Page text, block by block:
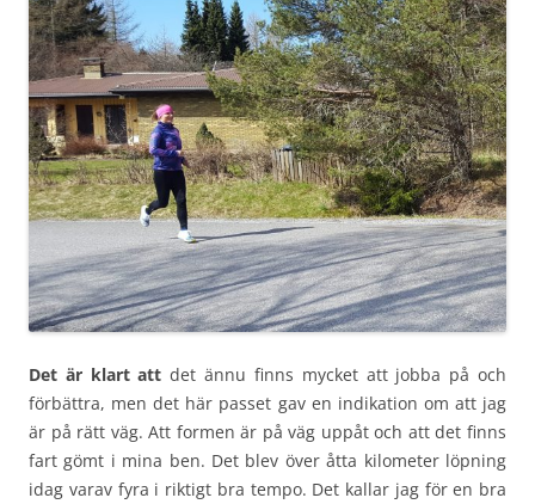
Det är klart att det ännu finns mycket att jobba på och
förbättra, men det här passet gav en indikation om att jag
är på rätt väg. Att formen är på väg uppåt och att det finns
fart gömt i mina ben. Det blev över åtta kilometer löpning
idag varav fyra i riktigt bra tempo. Det kallar jag för en bra